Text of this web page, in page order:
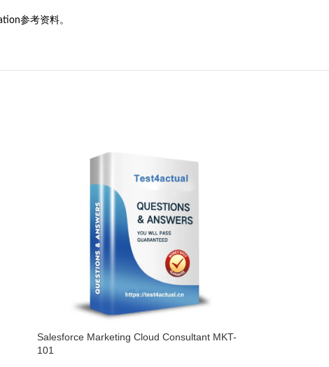
参考资料。
Salesforce Marketing Cloud Consultant MKT-
101